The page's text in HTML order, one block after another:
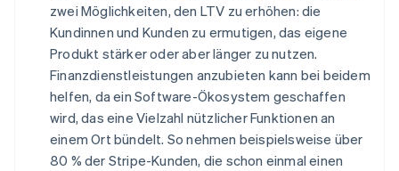
zwei Möglichkeiten, den LTV zu erhöhen: die
Kundinnen und Kunden zu ermutigen, das eigene
Produkt stärkeroder aberlänger zu nutzen.
Finanzdienstleistungen anzubieten kann bei beidem
helfen, da ein Software-Ökosystem geschaffen
wird, das eine Vielzahl nützlicher Funktionen an
einem Ort bündelt. So nehmen beispielsweise über
80 % der Stripe-Kunden, die schon einmal einen